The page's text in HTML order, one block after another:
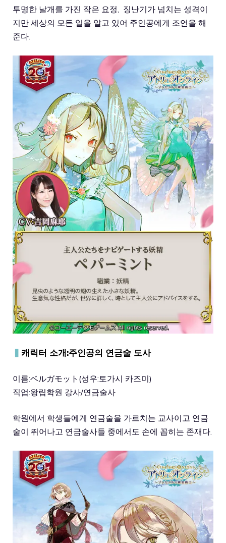
투명한 날개를 가진 작은 요정, 징난기가 넘치는 성격이
지만 세상의 모든 일을 알고 있어 주인공에게 조언을 해
준다.
▍ 캐릭터 소개:주인공의 연금술 도사
이름:ベルガモット(성우:토가시 카즈미)
직업:왕립학원 강사/연금술사
학원에서 학생들에게 연금술을 가르치는 교사이고 연금
술이 뛰어나고 연금술사들 중에서도 손에 꼽히는 존재다.